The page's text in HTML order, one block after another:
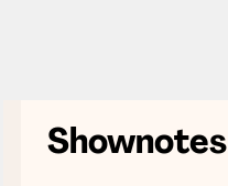
Shownotes